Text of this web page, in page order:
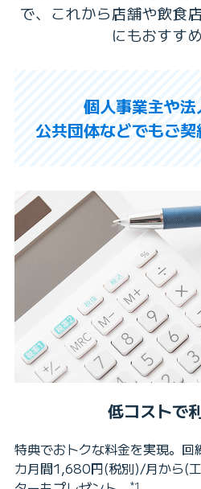
で、これから店舗や飲食
にもおすす
個人事業主や
公共団体などでもご契
低コストで
特典でおトクな料金を実現。
カ月間1,680円(税別)/月から(
*1